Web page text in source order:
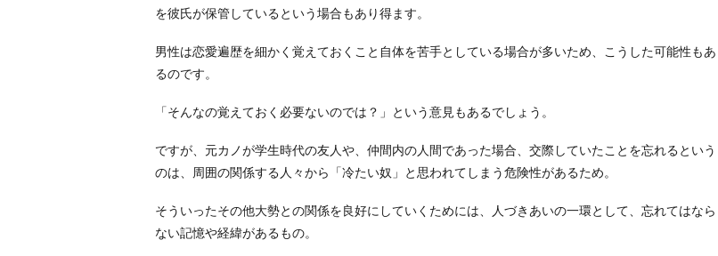
あ
お
わ
り
を彼氏が保管しているという場合もあり得ます。
男性は恋愛遍歴を細かく覚えておくこと自体を苦手としている場合が多いため、こうした可能性もあ
るのです。
「そんなの覚えておく必要ないのでは？」という意見もあるでしょう。
ですが、元カノが学生時代の友人や、仲間内の人間であった場合、交際していたことを忘れるという
のは、周囲の関係する人々から「冷たい奴」と思われてしまう危険性があるため。
そういったその他大勢との関係を良好にしていくためには、人づきあいの一環として、忘れてはなら
ない記憶や経緯があるもの。